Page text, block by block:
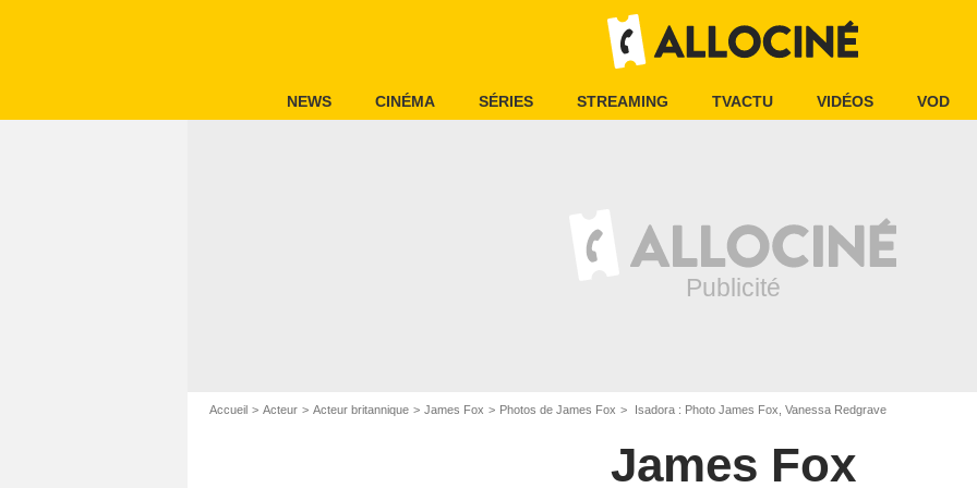
NEWS CINÉMA SÉRIES STREAMING TVACTU VIDÉOS VOD
Accueil Acteur Acteur britannique James Fox Photos de James Fox Isadora : Photo James Fox, Vanessa Redgrave
James Fox